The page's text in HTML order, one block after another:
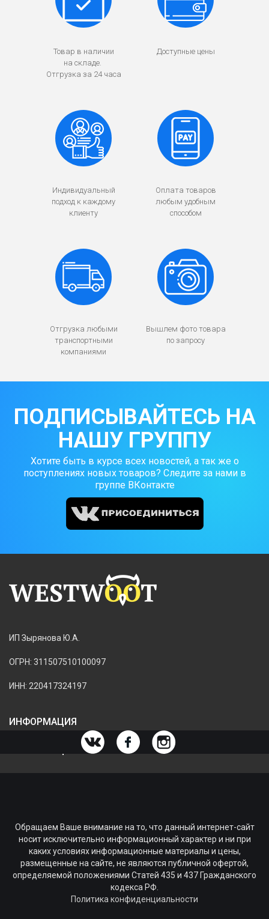
Товар в наличии
на складе.
Отгрузка за 24 часа
Доступные цены
Индивидуальный
подход к каждому
клиенту
Оплата товаров
любым удобным
способом
Отгрузка любыми
транспортными
компаниями
Вышлем фото товара
по запросу
ПОДПИСЫВАЙТЕСЬ НА
НАШУ ГРУППУ
Хотите быть в курсе всех новостей, а так же о
поступлениях новых товаров? Следите за нами в
группе ВКонтакте
ИП Зырянова Ю.А.
ОГРН: 311507510100097
ИНН: 220417324197
ИНФОРМАЦИЯ
ИНФОРМАЦИЯ О МАГАЗИНЕ
Обращаем Ваше внимание на то, что данный интернет-сайт
носит исключительно информационный характер и ни при
каких условиях информационные материалы и цены,
размещенные на сайте, не являются публичной офертой,
определяемой положениями Статей 435 и 437 Гражданского
кодекса РФ.
Политика конфиденциальности